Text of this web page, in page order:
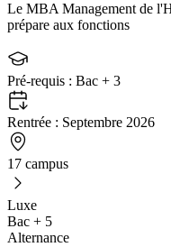
Le MBA Management de
prépare aux fonctions
Pré-requis : Bac + 3
Rentrée : Septembre 2026
17 campus
Luxe
Bac + 5
Alternance